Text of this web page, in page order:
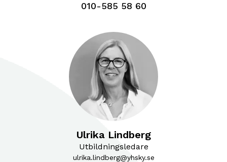
010-585 58 60
Ulrika Lindberg
Utbildningsledare
ulrika.lindberg@yhsky.se